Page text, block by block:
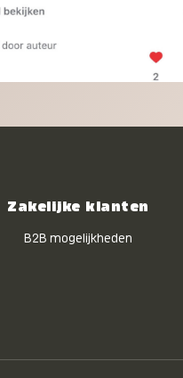
Zakelijke klanten
B2B mogelijkheden